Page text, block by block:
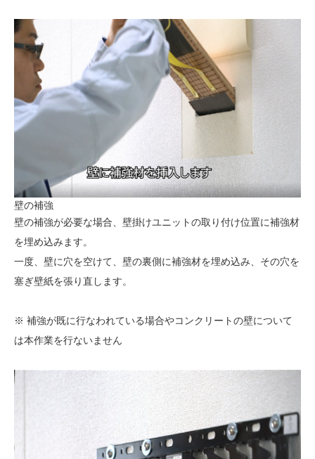
壁の補強
壁の補強が必要な場合、壁掛けユニットの取り付け位置に補強材
を埋め込みます。
一度、壁に穴を空けて、壁の裏側に補強材を埋め込み、その穴を
塞ぎ壁紙を張り直します。
※ 補強が既に行なわれている場合やコンクリートの壁について
は本作業を行ないません